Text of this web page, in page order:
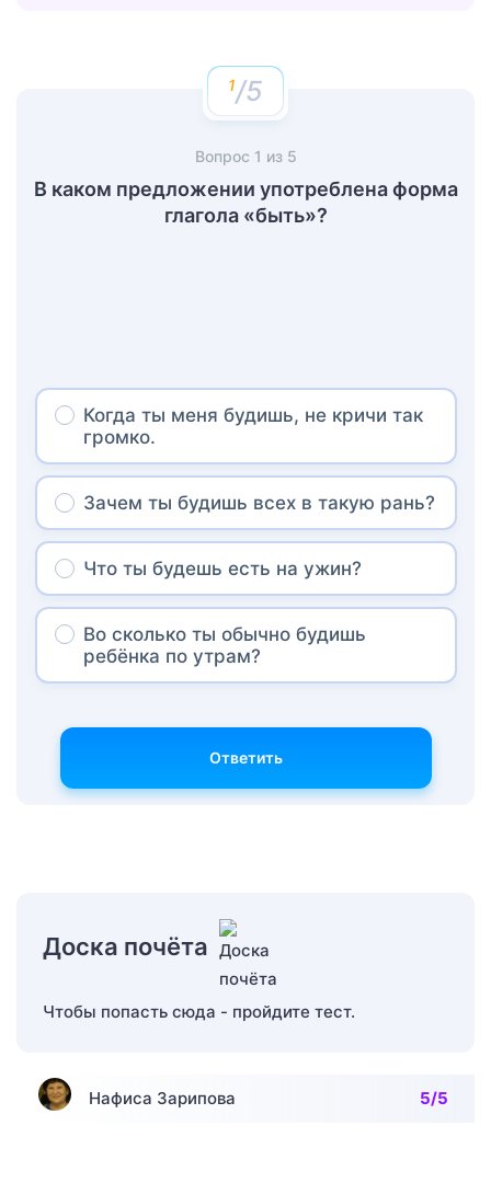
/5
Вопрос 1 из 5
В каком предложении употреблена форма
глагола «быть»?
Когда ты меня будишь, не кричи так
громко.
Зачем ты будишь всех в такую рань?
Что ты будешь есть на ужин?
Во сколько ты обычно будишь
ребёнка по утрам?
Ответить
Доска почёта
Чтобы попасть сюда - пройдите тест.
Нафиса Зарипова 5/5